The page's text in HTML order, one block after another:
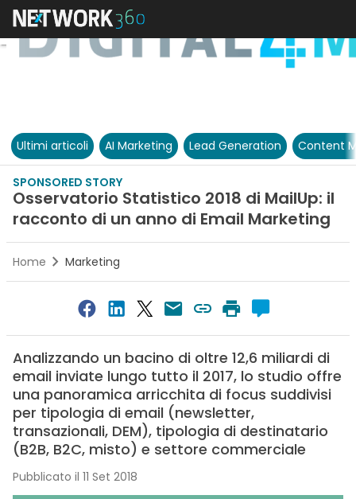
Ultimi articoli AI Marketing Lead Generation Content
SPONSORED STORY
Osservatorio Statistico 2018 di MailUp: il
racconto di un anno di Email Marketing
Home Marketing
Analizzando un bacino di oltre 12,6 miliardi di
email inviate lungo tutto il 2017, lo studio offre
una panoramica arricchita di focus suddivisi
per tipologia di email (newsletter,
transazionali, DEM), tipologia di destinatario
(B2B, B2C, misto) e settore commerciale
Pubblicato il 11 Set 2018